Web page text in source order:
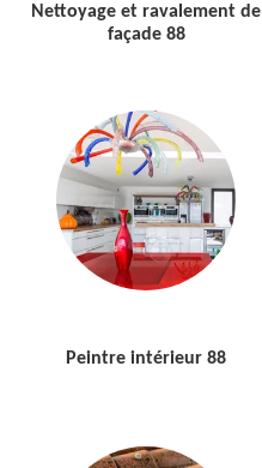
Nettoyage et ravalement de
façade 88
Peintre intérieur 88